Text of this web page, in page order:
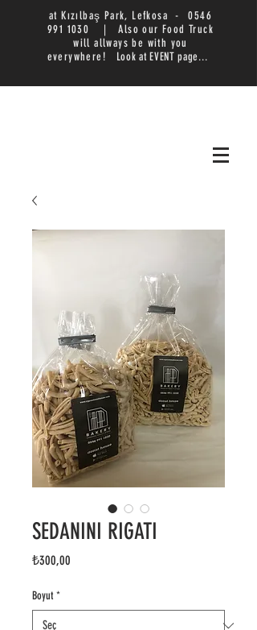
at Kızılbaş Park, Lefkosa -
0546
991 1030
|Also our Food Truck
will allways be with you
everywhere!
Look at EVENT page...
SEDANINI RIGATI
₺300,00
Boyut *